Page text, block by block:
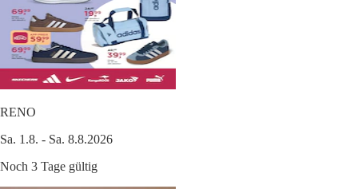
RENO
Sa. 1.8. - Sa. 8.8.2026
Noch 3 Tage gültig